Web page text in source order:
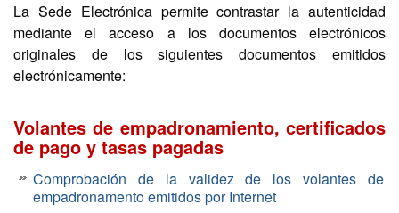
La Sede Electrónica permite contrastar la autenticidad
mediante el acceso a los documentos electrónicos
originales de los siguientes documentos emitidos
electrónicamente:
Volantes de empadronamiento, certificados
de pago y tasas pagadas
Comprobación de la validez de los volantes de
empadronamento emitidos por Internet